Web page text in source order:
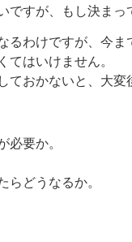
すが、もし決まっ
わけですが、今
はいけません。
おかないと、大変
要か。
らどうなるか。